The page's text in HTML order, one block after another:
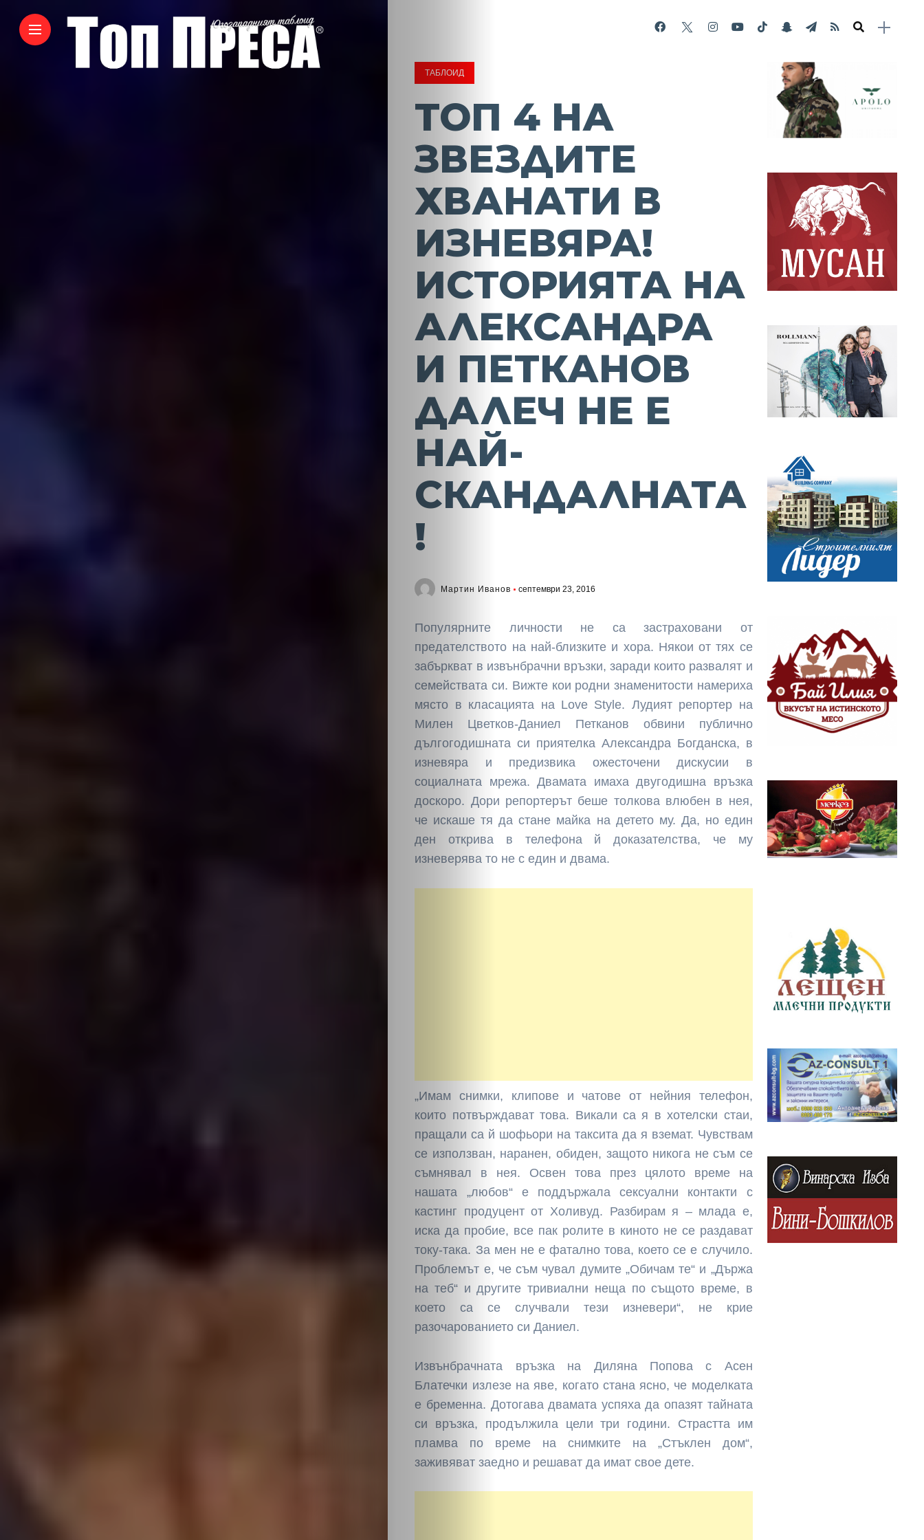
Политика
Разследване
Спорт
Скандали
ТАБЛОИД
ТОП 4 НА
ЗВЕЗДИТЕ
ХВАНАТИ В
ИЗНЕВЯРА!
ИСТОРИЯТА НА
АЛЕКСАНДРА
И ПЕТКАНОВ
ДАЛЕЧ НЕ Е
НАЙ-
СКАНДАЛНАТА
!
Мартин Иванов септември 23, 2016
Популярните личности не са застраховани от
предателството на най-близките и хора. Някои от тях се
забъркват в извънбрачни връзки, заради които развалят и
семействата си. Вижте кои родни знаменитости намериха
място в класацията на Love Style. Лудият репортер на
Милен Цветков-Даниел Петканов обвини публично
дългогодишната си приятелка Александра Богданска, в
изневяра и предизвика ожесточени дискусии в
социалната мрежа. Двамата имаха двугодишна връзка
доскоро. Дори репортерът беше толкова влюбен в нея,
че искаше тя да стане майка на детето му. Да, но един
ден открива в телефона й доказателства, че му
изневерява то не с един и двама.
„Имам снимки, клипове и чатове от нейния телефон,
които потвърждават това. Викали са я в хотелски стаи,
пращали са й шофьори на таксита да я вземат. Чувствам
се използван, наранен, обиден, защото никога не съм се
съмнявал в нея. Освен това през цялото време на
нашата „любов“ е поддържала сексуални контакти с
кастинг продуцент от Холивуд. Разбирам я – млада е,
иска да пробие, все пак ролите в киното не се раздават
току-така. За мен не е фатално това, което се е случило.
Проблемът е, че съм чувал думите „Обичам те“ и „Държа
на теб“ и другите тривиални неща по същото време, в
което са се случвали тези изневери“, не крие
разочарованието си Даниел.
Извънбрачната връзка на Диляна Попова с Асен
Блатечки излезе на яве, когато стана ясно, че моделката
е бременна. Дотогава двамата успяха да опазят тайната
си връзка, продължила цели три години. Страстта им
пламва по време на снимките на „Стъклен дом“,
заживяват заедно и решават да имат свое дете.